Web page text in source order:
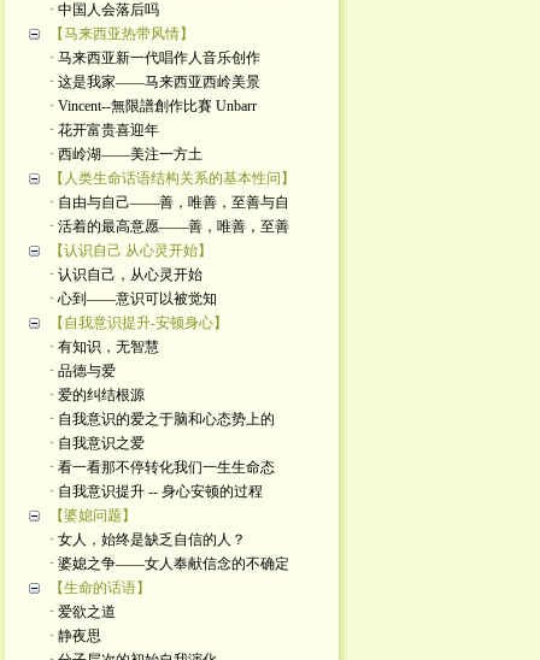
· 中国人会落后吗
【马来西亚热带风情】
· 马来西亚新一代唱作人音乐创作
· 这是我家——马来西亚西岭美景
· Vincent--無限譜創作比賽 Unbarr
· 花开富贵喜迎年
· 西岭湖——美注一方土
【人类生命话语结构关系的基本性问】
· 自由与自己——善，唯善，至善与自
· 活着的最高意愿——善，唯善，至善
【认识自己 从心灵开始】
· 认识自己，从心灵开始
· 心到——意识可以被觉知
【自我意识提升-安顿身心】
· 有知识，无智慧
· 品德与爱
· 爱的纠结根源
· 自我意识的爱之于脑和心态势上的
· 自我意识之爱
· 看一看那不停转化我们一生生命态
· 自我意识提升 -- 身心安顿的过程
【婆媳问题】
· 女人，始终是缺乏自信的人？
· 婆媳之争——女人奉献信念的不确定
【生命的话语】
· 爱欲之道
· 静夜思